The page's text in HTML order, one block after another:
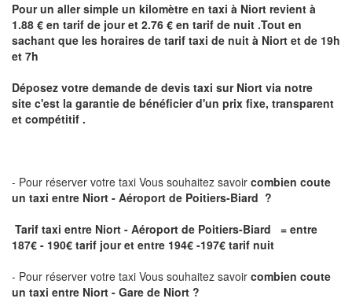
Pour un aller simple un kilomètre en taxi à Niort revient à
1.88 € en tarif de jour et 2.76 € en tarif de nuit .Tout en
sachant que les horaires de tarif taxi de nuit à Niort et de 19h
et 7h
Déposez votre demande de devis taxi sur Niort via notre
site c'est la garantie de bénéficier d'un prix fixe, transparent
et compétitif .
- Pour réserver votre taxi Vous souhaitez savoir combien coute
un taxi entre Niort - Aéroport de Poitiers-Biard ?
Tarif taxi entre Niort - Aéroport de Poitiers-Biard = entre
187€ - 190€ tarif jour et entre 194€ -197€ tarif nuit
- Pour réserver votre taxi Vous souhaitez savoir combien coute
un taxi entre Niort - Gare de Niort ?